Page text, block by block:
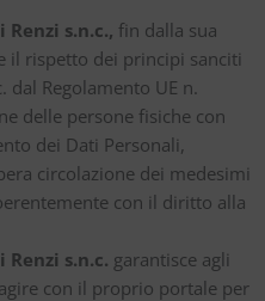
s.n.c., fin dalla sua
il rispetto dei principi sanciti
dal Regolamento UE n.
delle persone fisiche con
dei Dati Personali,
circolazione dei medesimi
con il diritto alla
s.n.c. garantisce agli
con il proprio portale per